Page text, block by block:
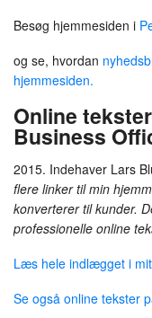
Besøg hjemmesiden i
og se, hvordan
hjemmesiden.
Online
Business
2015. Indehaver Lars
flere linker til min
konverterer til kunder.
professionelle online
Læs hele indlægget i
Se også online tekster